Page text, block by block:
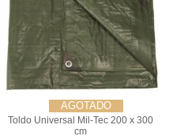
AGOTADO
Toldo Universal Mil-Tec 200 x 300
cm